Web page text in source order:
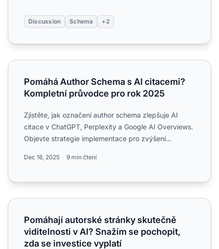
Discussion Schema +2
Pomáhá Author Schema s AI citacemi? Kompletní
Pomáhá Author Schema s AI citacemi?
Kompletní průvodce pro rok 2025
Zjistěte, jak označení author schema zlepšuje AI
citace v ChatGPT, Perplexity a Google AI Overviews.
Objevte strategie implementace pro zvýšení
Dec 16, 2025 9 min čtení
Pomáhají autorské stránky skutečně viditelnosti v AI?
Pomáhají autorské stránky skutečně
viditelnosti v AI? Snažím se pochopit,
zda se investice vyplatí